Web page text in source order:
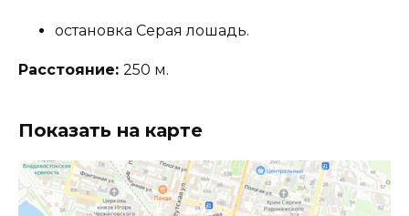
остановка Серая лошадь.
Расстояние: 250 м.
Показать на карте